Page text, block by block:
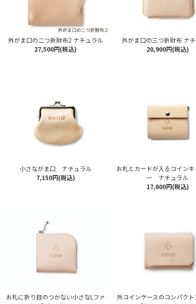
外がま口の二つ折財布2 ナチュラル
27,500円(税込)
外がま口の三つ折財布 ナ
20,900円(税込)
小さながま口 ナチュラル
7,150円(税込)
お札とカードが入るコイン
ー ナチュラル
17,600円(税込)
お札に折り目のつかない小さなLファ
外コインケースのコンパクト